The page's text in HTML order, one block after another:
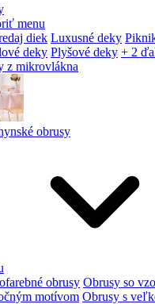
menu
diek Luxusné deky
deky Plyšové deky + 2
z mikrovlákna
obrusy
obrusy Obrusy so
motívom Obrusy s